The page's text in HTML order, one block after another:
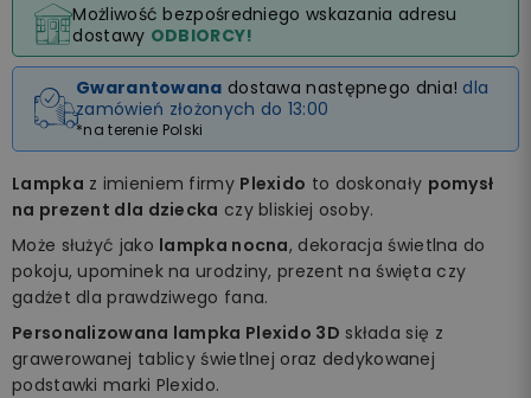
Możliwość bezpośredniego wskazania adresu
dostawy ODBIORCY!
Gwarantowana dostawa następnego dnia! dla
zamówień złożonych do 13:00
*na terenie Polski
Lampka z imieniem firmy Plexido to doskonały pomysł
na prezent dla dziecka czy bliskiej osoby.
Może służyć jako lampka nocna, dekoracja świetlna do
pokoju, upominek na urodziny, prezent na święta czy
gadżet dla prawdziwego fana.
Personalizowana lampka Plexido 3D składa się z
grawerowanej tablicy świetlnej oraz dedykowanej
podstawki marki Plexido.